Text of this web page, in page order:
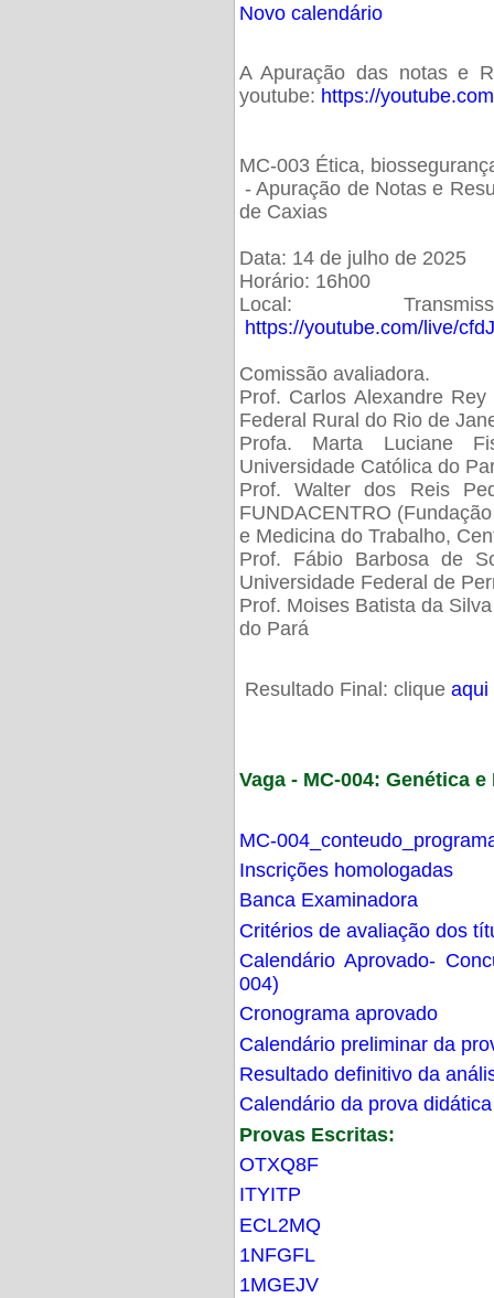
Novo calendário
A Apuração das notas e
youtube: https://
MC-003 Ética,
- Apuração de Notas e
de Caxias
Data: 14 de julho de 2025
Horário: 16h00
Local:
https://youtube.com/live/
Comissão avaliadora.
Prof. Carlos Alexandre
Federal Rural do Rio de
Profa. Marta Luciane
Universidade Católica do
Prof. Walter dos Reis
FUNDACENTRO
e Medicina do Trabalho,
Prof. Fábio Barbosa de
Universidade Federal de
Prof. Moises Batista da
do Pará
Resultado Final: clique aqui
Vaga - MC-004: Genética
MC-
Inscrições homologadas
Banca Examinadora
Critérios de avaliação dos
Calendário Aprovado-
004)
Cronograma aprovado
Calendário preliminar da
Resultado definitivo da
Calendário da prova didática
Provas Escritas:
OTXQ8F
ITYITP
ECL2MQ
1NFGFL
1MGEJV